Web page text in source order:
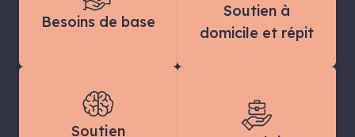
Besoins de base
Soutien à
domicile et répit
Soutien